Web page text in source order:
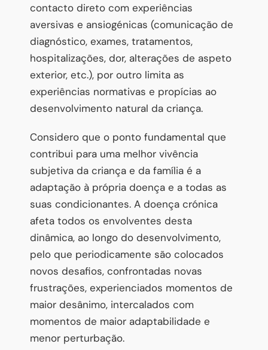
contacto direto com experiências
aversivas e ansiogénicas (comunicação de
diagnóstico, exames, tratamentos,
hospitalizações, dor, alterações de aspeto
exterior, etc.), por outro limita as
experiências normativas e propícias ao
desenvolvimento natural da criança.
Considero que o ponto fundamental que
contribui para uma melhor vivência
subjetiva da criança e da família é a
adaptação à própria doença e a todas as
suas condicionantes. A doença crónica
afeta todos os envolventes desta
dinâmica, ao longo do desenvolvimento,
pelo que periodicamente são colocados
novos desafios, confrontadas novas
frustrações, experienciados momentos de
maior desânimo, intercalados com
momentos de maior adaptabilidade e
menor perturbação.